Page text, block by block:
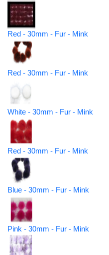
Red - 30mm - Fur - Mink
Red - 30mm - Fur - Mink
White - 30mm - Fur - Mink
Red - 30mm - Fur - Mink
Blue - 30mm - Fur - Mink
Pink - 30mm - Fur - Mink